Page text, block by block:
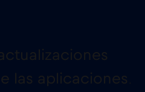
las aplicaciones